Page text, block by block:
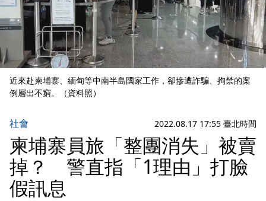
近來赴柬埔寨、緬甸等中南半島國家工作，卻慘遭詐騙、拘禁的案
例層出不窮。（資料照）
社會 2022.08.17 17:55 臺北時間
柬埔寨員旅「整團消失」被賣
掉？ 警直指「1理由」打臉
假訊息